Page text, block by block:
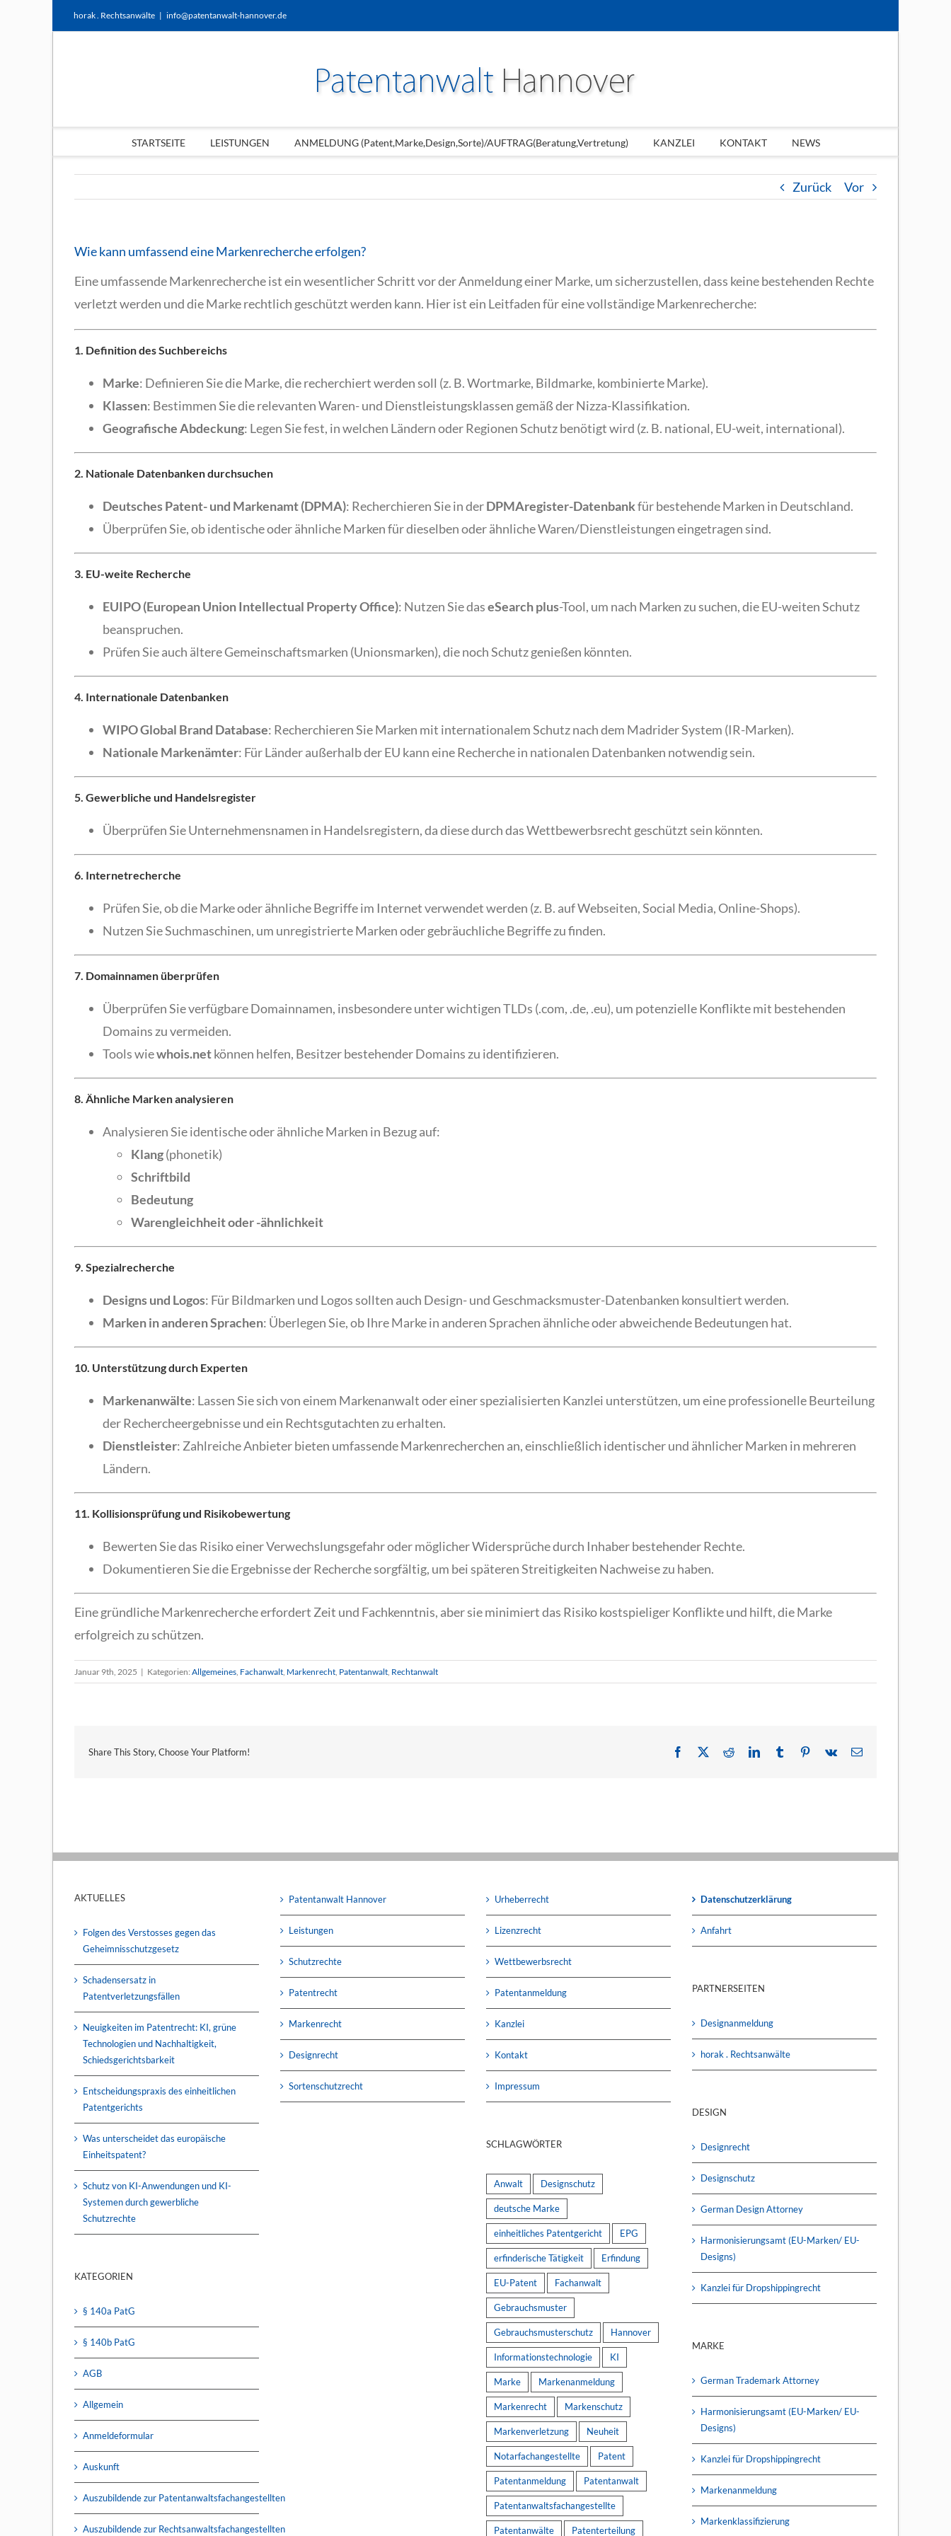
horak . Rechtsanwälte | info@patentanwalt-hannover.de
STARTSEITE LEISTUNGEN ANMELDUNG (Patent,Marke,Design,Sorte)/AUFTRAG(Beratung,Vertretung) KANZLEI KONTAKT NEWS
Zurück Vor
Wie kann umfassend eine Markenrecherche erfolgen?
Eine umfassende Markenrecherche ist ein wesentlicher Schritt vor der Anmeldung einer Marke, um sicherzustellen, dass keine bestehenden Rechte
verletzt werden und die Marke rechtlich geschützt werden kann. Hier ist ein Leitfaden für eine vollständige Markenrecherche:
1. Definition des Suchbereichs
Marke: Definieren Sie die Marke, die recherchiert werden soll (z. B. Wortmarke, Bildmarke, kombinierte Marke).
Klassen: Bestimmen Sie die relevanten Waren- und Dienstleistungsklassen gemäß der Nizza-Klassifikation.
Geografische Abdeckung: Legen Sie fest, in welchen Ländern oder Regionen Schutz benötigt wird (z. B. national, EU-weit, international).
2. Nationale Datenbanken durchsuchen
Deutsches Patent- und Markenamt (DPMA): Recherchieren Sie in derDPMAregister-Datenbankfür bestehende Marken in Deutschland.
Überprüfen Sie, ob identische oder ähnliche Marken für dieselben oder ähnliche Waren/Dienstleistungen eingetragen sind.
3. EU-weite Recherche
EUIPO (European Union Intellectual Property Office): Nutzen Sie daseSearch plus-Tool, um nach Marken zu suchen, die EU-weiten Schutz
beanspruchen.
Prüfen Sie auch ältere Gemeinschaftsmarken (Unionsmarken), die noch Schutz genießen könnten.
4. Internationale Datenbanken
WIPO Global Brand Database: Recherchieren Sie Marken mit internationalem Schutz nach dem Madrider System (IR-Marken).
Nationale Markenämter: Für Länder außerhalb der EU kann eine Recherche in nationalen Datenbanken notwendig sein.
5. Gewerbliche und Handelsregister
Überprüfen Sie Unternehmensnamen in Handelsregistern, da diese durch das Wettbewerbsrecht geschützt sein könnten.
6. Internetrecherche
Prüfen Sie, ob die Marke oder ähnliche Begriffe im Internet verwendet werden (z. B. auf Webseiten, Social Media, Online-Shops).
Nutzen Sie Suchmaschinen, um unregistrierte Marken oder gebräuchliche Begriffe zu finden.
7. Domainnamen überprüfen
Überprüfen Sie verfügbare Domainnamen, insbesondere unter wichtigen TLDs (.com, .de, .eu), um potenzielle Konflikte mit bestehenden
Domains zu vermeiden.
Tools wiewhois.netkönnen helfen, Besitzer bestehender Domains zu identifizieren.
8. Ähnliche Marken analysieren
Analysieren Sie identische oder ähnliche Marken in Bezug auf:
Klang(phonetik)
Schriftbild
Bedeutung
Warengleichheit oder -ähnlichkeit
9. Spezialrecherche
Designs und Logos: Für Bildmarken und Logos sollten auch Design- und Geschmacksmuster-Datenbanken konsultiert werden.
Marken in anderen Sprachen: Überlegen Sie, ob Ihre Marke in anderen Sprachen ähnliche oder abweichende Bedeutungen hat.
10. Unterstützung durch Experten
Markenanwälte: Lassen Sie sich von einem Markenanwalt oder einer spezialisierten Kanzlei unterstützen, um eine professionelle Beurteilung
der Rechercheergebnisse und ein Rechtsgutachten zu erhalten.
Dienstleister: Zahlreiche Anbieter bieten umfassende Markenrecherchen an, einschließlich identischer und ähnlicher Marken in mehreren
Ländern.
11. Kollisionsprüfung und Risikobewertung
Bewerten Sie das Risiko einer Verwechslungsgefahr oder möglicher Widersprüche durch Inhaber bestehender Rechte.
Dokumentieren Sie die Ergebnisse der Recherche sorgfältig, um bei späteren Streitigkeiten Nachweise zu haben.
Eine gründliche Markenrecherche erfordert Zeit und Fachkenntnis, aber sie minimiert das Risiko kostspieliger Konflikte und hilft, die Marke
erfolgreich zu schützen.
Januar 9th, 2025 | Kategorien: Allgemeines, Fachanwalt, Markenrecht, Patentanwalt, Rechtanwalt
Share This Story, Choose Your Platform! Facebook RedditLinkedInTumblr Pinterest
Vk
E-
AKTUELLES
Folgen des Verstosses gegen das
Geheimnisschutzgesetz
Schadensersatz in
Patentverletzungsfällen
Neuigkeiten im Patentrecht: KI, grüne
Technologien und Nachhaltigkeit,
Schiedsgerichtsbarkeit
Entscheidungspraxis des einheitlichen
Patentgerichts
Was unterscheidet das europäische
Einheitspatent?
Schutz von KI-Anwendungen und KI-
Systemen durch gewerbliche
Schutzrechte
KATEGORIEN
§ 140a PatG
§ 140b PatG
AGB
Allgemein
Anmeldeformular
Auskunft
Auszubildende zur Patentanwaltsfachangestellten
Auszubildende zur Rechtsanwaltsfachangestellten
Patentanwalt Hannover
Leistungen
Schutzrechte
Patentrecht
Markenrecht
Designrecht
Sortenschutzrecht
Urheberrecht
Lizenzrecht
Wettbewerbsrecht
Patentanmeldung
Kanzlei
Kontakt
Impressum
SCHLAGWÖRTER
Anwalt Designschutz
deutsche Marke
einheitliches Patentgericht EPG
erfinderische Tätigkeit Erfindung
EU-Patent Fachanwalt
Gebrauchsmuster
Gebrauchsmusterschutz Hannover
Informationstechnologie KI
Marke Markenanmeldung
Markenrecht Markenschutz
Markenverletzung Neuheit
Notarfachangestellte Patent
Patentanmeldung Patentanwalt
Patentanwaltsfachangestellte
Patentanwälte Patenterteilung
Datenschutzerklärung
Anfahrt
PARTNERSEITEN
Designanmeldung
horak . Rechtsanwälte
DESIGN
Designrecht
Designschutz
German Design Attorney
Harmonisierungsamt (EU-Marken/ EU-
Designs)
Kanzlei für Dropshippingrecht
MARKE
German Trademark Attorney
Harmonisierungsamt (EU-Marken/ EU-
Designs)
Kanzlei für Dropshippingrecht
Markenanmeldung
Markenklassifizierung